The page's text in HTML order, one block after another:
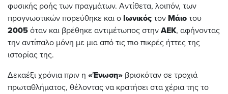
φυσικής ροής των πραγμάτων. Αντίθετα, λοιπόν, των
προγνωστικών πορεύθηκε και ο Ιωνικός τον Μάιο του
2005 όταν και βρέθηκε αντιμέτωπος στην ΑΕΚ, αφήνοντας
την αντίπαλο μόνη με μια από τις πιο πικρές ήττες της
ιστορίας της.
Δεκαέξι χρόνια πριν η «Ένωση» βρισκόταν σε τροχιά
πρωταθλήματος, θέλοντας να κρατήσει στα χέρια της το